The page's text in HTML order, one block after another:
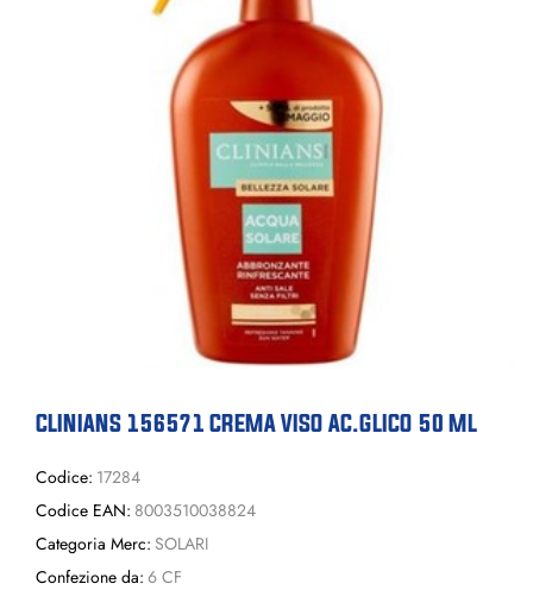
CLINIANS 156571 CREMA VISO AC.GLICO 50 ML
Codice: 17284
Codice EAN: 8003510038824
Categoria Merc: SOLARI
Confezione da: 6 CF